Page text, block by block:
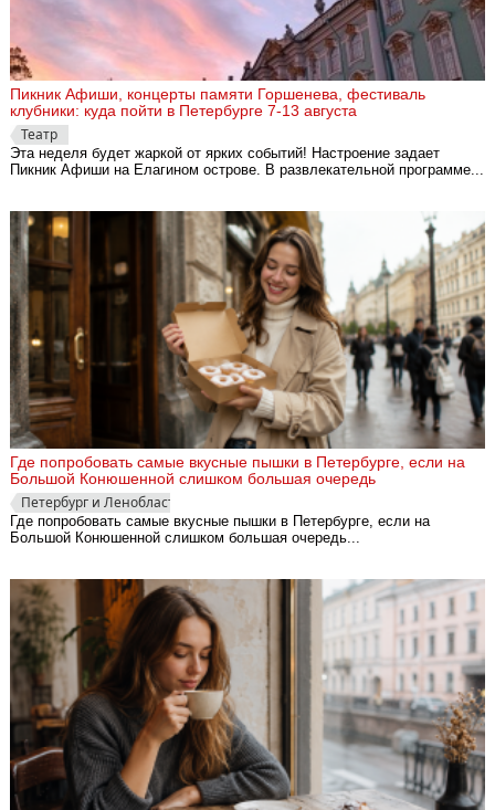
Пикник Афиши, концерты памяти Горшенева, фестиваль
клубники: куда пойти в Петербурге 7-13 августа
Театр
Эта неделя будет жаркой от ярких событий! Настроение задает
Пикник Афиши на Елагином острове. В развлекательной программе...
Где попробовать самые вкусные пышки в Петербурге, если на
Большой Конюшенной слишком большая очередь
Петербург и Ленобласть
Где попробовать самые вкусные пышки в Петербурге, если на
Большой Конюшенной слишком большая очередь...